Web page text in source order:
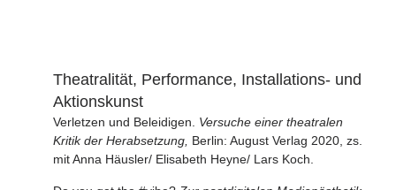
Theatralität, Performance, Installations- und
Aktionskunst
Verletzen und Beleidigen. Versuche einer theatralen
Kritik der Herabsetzung, Berlin: August Verlag 2020, zs.
mit Anna Häusler/ Elisabeth Heyne/ Lars Koch.